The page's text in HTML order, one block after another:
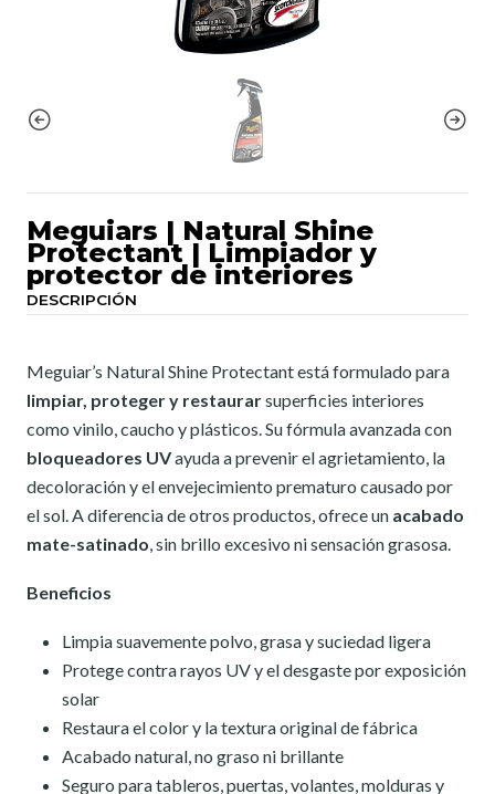
Meguiars | Natural Shine
Protectant | Limpiador y
protector de interiores
DESCRIPCIÓN
Meguiar’s Natural Shine Protectant está formulado para
limpiar, proteger y restaurarsuperficies interiores
como vinilo, caucho y plásticos. Su fórmula avanzada con
bloqueadores UVayuda a prevenir el agrietamiento, la
decoloración y el envejecimiento prematuro causado por
el sol. A diferencia de otros productos, ofrece un acabado
mate-satinado, sin brillo excesivo ni sensación grasosa.
Beneficios
Limpia suavemente polvo, grasa y suciedad ligera
Protege contra rayos UV y el desgaste por exposición
solar
Restaura el color y la textura original de fábrica
Acabado natural, no graso ni brillante
Seguro para tableros, puertas, volantes, molduras y